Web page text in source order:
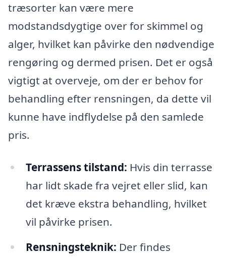
træsorter kan være mere
modstandsdygtige over for skimmel og
alger, hvilket kan påvirke den nødvendige
rengøring og dermed prisen. Det er også
vigtigt at overveje, om der er behov for
behandling efter rensningen, da dette vil
kunne have indflydelse på den samlede
pris.
Terrassens tilstand: Hvis din terrasse
har lidt skade fra vejret eller slid, kan
det kræve ekstra behandling, hvilket
vil påvirke prisen.
Rensningsteknik: Der findes